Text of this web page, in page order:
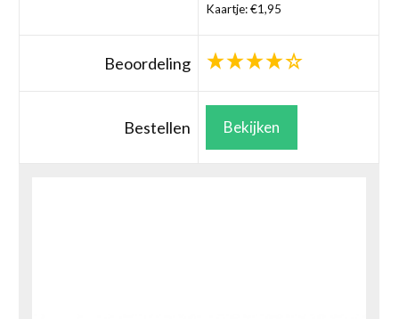
Kaartje: €1,95
Beoordeling
Bestellen Bekijken